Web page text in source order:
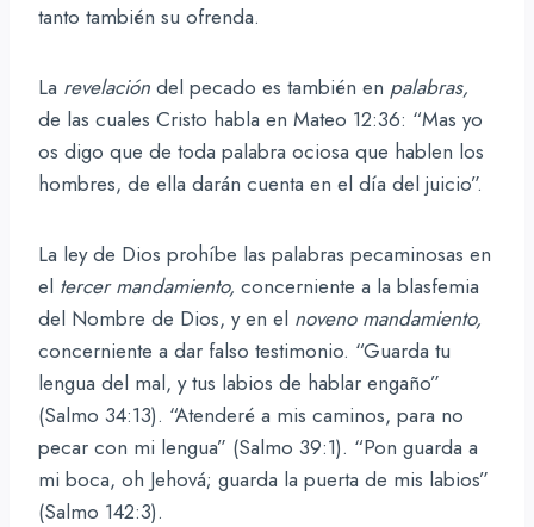
tanto también su ofrenda.
La revelación del pecado es también en palabras,
de las cuales Cristo habla en Mateo 12:36: “Mas yo
os digo que de toda palabra ociosa que hablen los
hombres, de ella darán cuenta en el día del juicio”.
La ley de Dios prohíbe las palabras pecaminosas en
el tercer mandamiento, concerniente a la blasfemia
del Nombre de Dios, y en el noveno mandamiento,
concerniente a dar falso testimonio. “Guarda tu
lengua del mal, y tus labios de hablar engaño”
(Salmo 34:13). “Atenderé a mis caminos, para no
pecar con mi lengua” (Salmo 39:1). “Pon guarda a
mi boca, oh Jehová; guarda la puerta de mis labios”
(Salmo 142:3).